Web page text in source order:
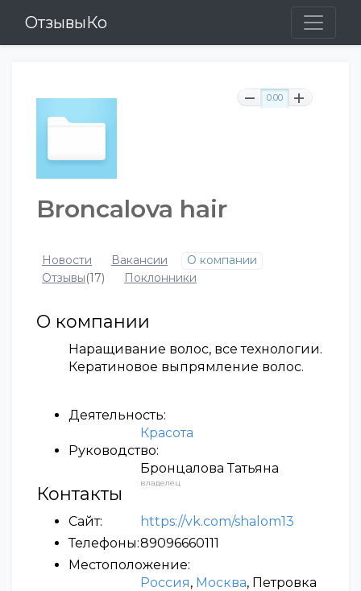
ОтзывыКо
0.00
Broncalova hair
Новости Вакансии
О компании
Отзывы(17) Поклонники
О компании
Наращивание волос, все технологии.
Кератиновое выпрямление волос.
Деятельность:
Красота
Руководство:
Бронцалова Татьяна
владелец
Контакты
Сайт:
https://vk.com/shalom13
Телефоны:89096660111
Местоположение:
Россия, Москва, Петровка